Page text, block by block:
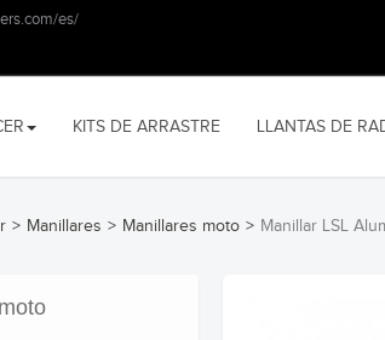
KITS DE ARRASTRE LLANTAS DE
> Manillares > Manillares moto > Manillar LSL